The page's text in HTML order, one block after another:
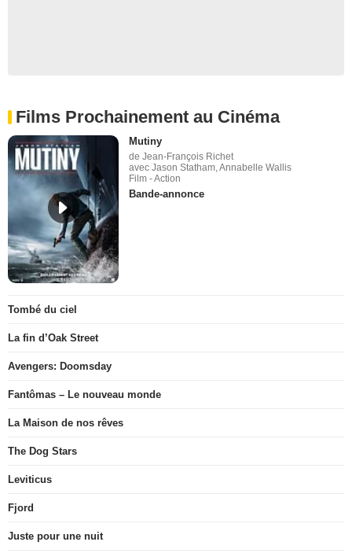
Films Prochainement au Cinéma
Mutiny
de Jean-François Richet
avec Jason Statham, Annabelle Wallis
Film - Action
Bande-annonce
Tombé du ciel
La fin d’Oak Street
Avengers: Doomsday
Fantômas – Le nouveau monde
La Maison de nos rêves
The Dog Stars
Leviticus
Fjord
Juste pour une nuit